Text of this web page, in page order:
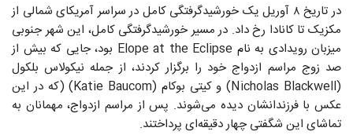
در تاریخ ۸ آوریل یک خورشیدگرفتگی کامل در سراسر آمریکای شمالی از
مکزیک تا کانادا رخ داد. در مسیر خورشیدگرفتگی کامل، این شهر جنوبی
میزبان رویدادی به نام Elope at the Eclipse بود، جایی که بیش از
صد زوج مراسم ازدواج خود را برگزار کردند، از جمله نیکولاس بلکول
(Nicholas Blackwell) و کیتی بوکام (Katie Baucom) (که در این
عکس با فرزندانشان دیده می‌شوند. پس از مراسم ازدواج، مهمانان به
تماشای این شگفتی چهار دقیقه‌ای پرداختند.